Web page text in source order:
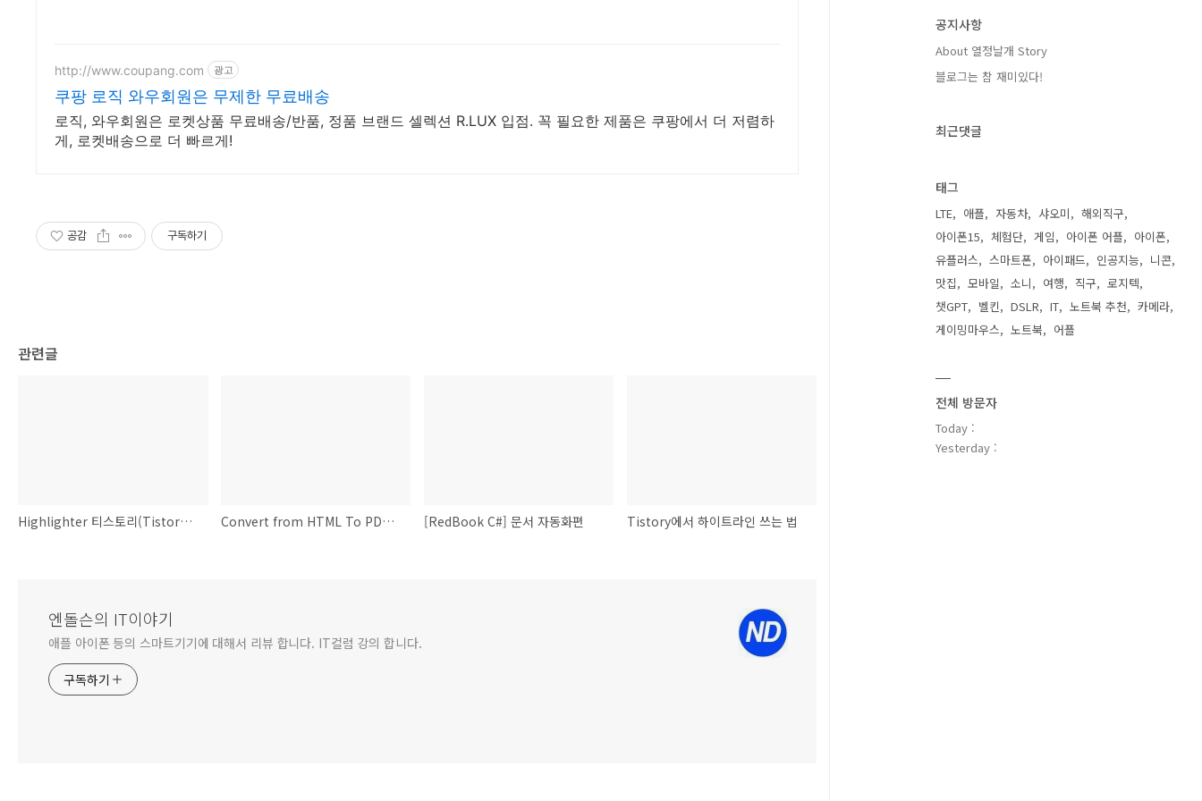
http://www.coupang.com 광고
쿠팡 로직 와우회원은 무제한 무료배송
로직, 와우회원은 로켓상품 무료배송/반품, 정품 브랜드 셀렉션 R.LUX 입점. 꼭 필요한 제품은 쿠팡에서 더 저렴하
게, 로켓배송으로 더 빠르게!
공감 구독하기
관련글
Highlighter 티스토리(Tistory)에서 소스코드 Syntax Highlighter 넣기 Convert from HTML To PDF 유틸 [RedBook C#] 문서 자동화편 Tistory에서 하이트라인 쓰는 법
엔돌슨의 IT이야기
애플 아이폰 등의 스마트기기에 대해서 리뷰 합니다. IT컬럼 강의 합니다.
구독하기
공지사항
About 열정날개 Story
블로그는 참 재미있다!
최근댓글
태그
LTE 애플 자동차 샤오미
해외직구
아이폰15
체험단 게임 아이폰 어플
아이폰
유플러스
스마트폰 아이패드 인공지능
니콘
맛집
모바일 소니 여행 직구
로지텍
챗GPT
벨킨 DSLR IT 노트북 추천
카메라
게이밍마우스
노트북 어플
전체 방문자
Today :
Yesterday :